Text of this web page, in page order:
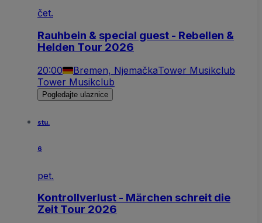
čet.
Rauhbein & special guest - Rebellen &
Helden Tour 2026
20:00 Bremen, NjemačkaTower Musikclub
Tower Musikclub
Pogledajte ulaznice
stu.
6
pet.
Kontrollverlust - Märchen schreit die
Zeit Tour 2026